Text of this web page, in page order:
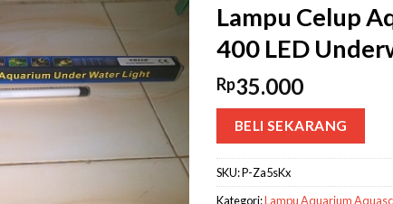
Lampu Celup
400 LED
Rp35.000
BELI SEKARANG
SKU:P-Za5sKx
Kategori:Lampu Aquarium